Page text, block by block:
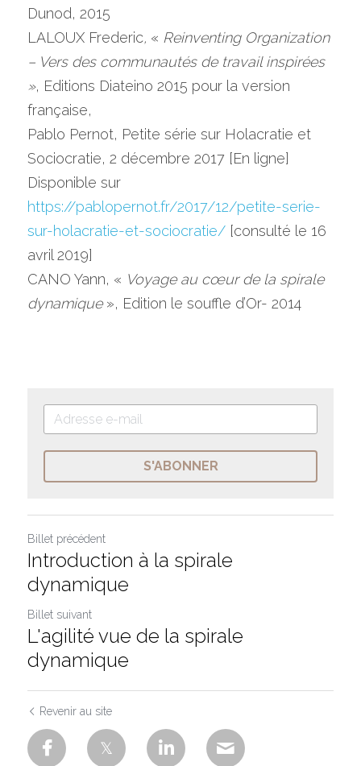
Dunod, 2015
LALOUX Frederic, « Reinventing Organization
– Vers des communautés de travail inspirées
», Editions Diateino 2015 pour la version
française,
Pablo Pernot, Petite série sur Holacratie et
Sociocratie, 2 décembre 2017 [En ligne]
https://pablopernot.fr/2017/12/petite-serie-
sur-holacratie-et-sociocratie/ [consulté le 16
avril 2019]
CANO Yann, « Voyage au cœur de la spirale
dynamique », Edition le souffle d’Or- 2014
S'ABONNER
Billet précédent
Introduction à la spirale
dynamique
Billet suivant
L'agilité vue de la spirale
dynamique
Revenir au site